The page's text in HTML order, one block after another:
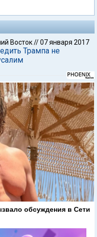
Восток//07 января 2017
Трампа не
обсуждения в Сети